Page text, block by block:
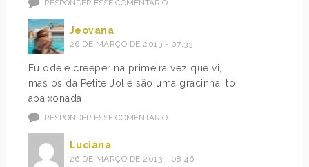
RESPONDER ESSE COMENTÁRIO
Jeovana
26 DE MARÇO DE 2013 - 07:33
Eu odeie creeper na primeira vez que vi,
mas os da Petite Jolie são uma gracinha, to
apaixonada.
RESPONDER ESSE COMENTÁRIO
Luciana
26 DE MARÇO DE 2013 - 08:46